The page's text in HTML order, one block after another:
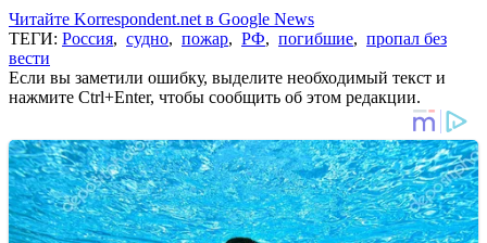
Читайте Korrespondent.net в Google News
ТЕГИ: Россия, судно, пожар, РФ, погибшие, пропал без
вести
Если вы заметили ошибку, выделите необходимый текст и
нажмите Ctrl+Enter, чтобы сообщить об этом редакции.